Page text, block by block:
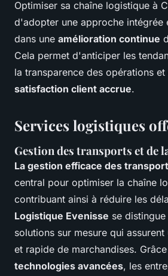
Optimiser sa chaîne logistique à
d'adopter une approche intégrée
dans une amélioration continue
Cela permet d'anticiper les
la transparence des opérations
satisfaction client accrue.
Services logistiques
Gestion des transports et de
La gestion efficace des
central pour optimiser la chaîne
contribuant ainsi à réduire les
Logistique Evenisse se
solutions sur mesure qui
et rapide de marchandises.
technologies avancées, les